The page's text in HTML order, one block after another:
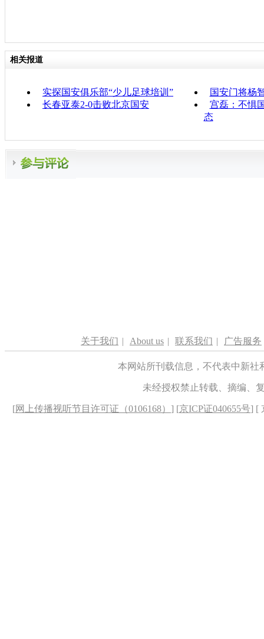
相关报道
实探国安俱乐部“少儿足球培训”
国安门将杨
长春亚泰2-0击败北京国安
宫磊：不惧
态
关于我们 | About us | 联系我们 | 广告服务
本网站所刊载信息，不代表中新
未经授权禁止转载、摘编、
[网上传播视听节目许可证（0106168） ] [京ICP证040655号] [